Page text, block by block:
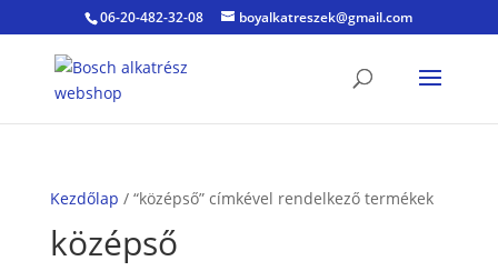
06-20-482-32-08 boyalkatreszek@gmail.com
Kezdőlap / “középső” címkével rendelkező termékek
középső